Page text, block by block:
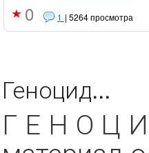
0 1 | 5264 просмотра
Геноцид...
Г Е Н О Ц